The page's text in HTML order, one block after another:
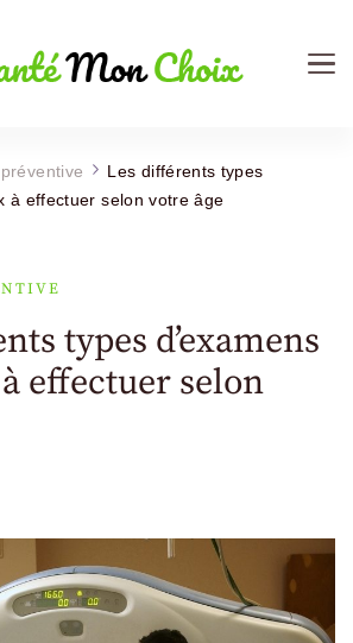
Les différents types
à effectuer selon votre âge
types d’examens
effectuer selon